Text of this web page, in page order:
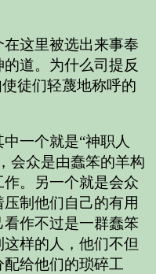
这里被选出来事奉
道。为什么司提反
徒们轻蔑地称呼的
一个就是“神职人
会众是由蠢笨的羊构
。另一个就是会众
制他们自己的有用
作不过是一群蠢笨
样的人，他们不但
给他们的琐碎工